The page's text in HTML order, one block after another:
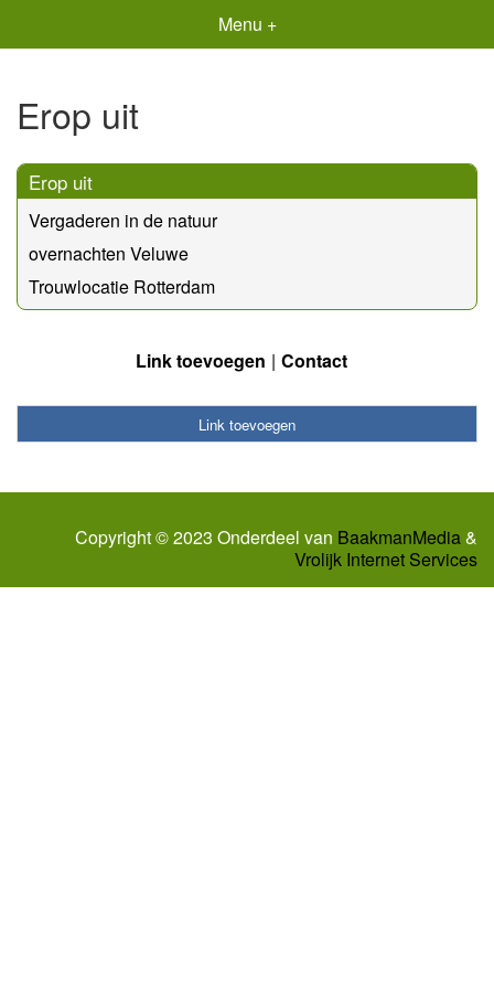
Menu +
Erop uit
Erop uit
Vergaderen in de natuur
overnachten Veluwe
Trouwlocatie Rotterdam
Link toevoegen Contact
Link toevoegen
Copyright © 2023 Onderdeel van BaakmanMedia&
Vrolijk Internet Services